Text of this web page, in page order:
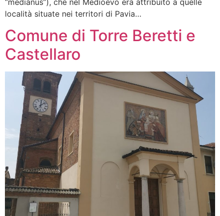
località situate nei territori di Pavia…
Comune di Torre Beretti e
Castellaro